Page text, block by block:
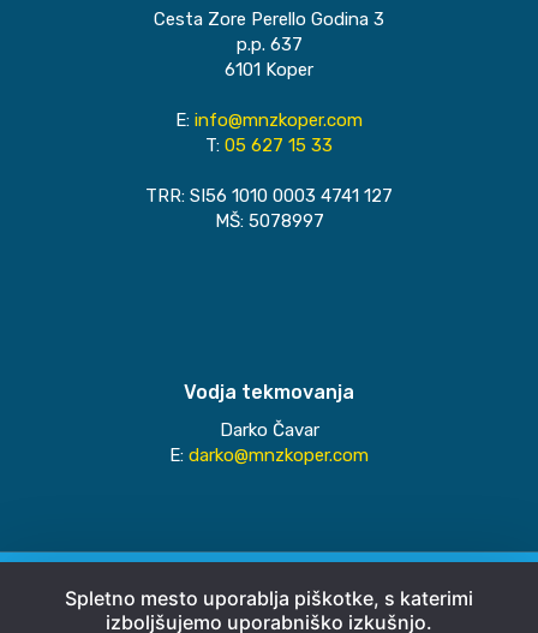
Cesta Zore Perello Godina 3
p.p. 637
6101 Koper
E: info@mnzkoper.com
T: 05 627 15 33
TRR: SI56 1010 0003 4741 127
MŠ: 5078997
Vodja tekmovanja
Darko Čavar
E: darko@mnzkoper.com
© 2026 MNZ Koper
Spletno mesto uporablja piškotke, s katerimi
izboljšujemo uporabniško izkušnjo.